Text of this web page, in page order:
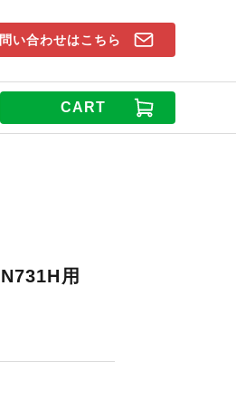
CART
い合わせはこちら
用